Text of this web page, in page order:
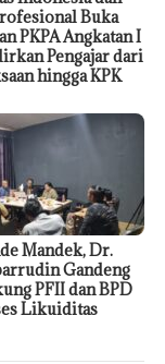
Buka
PKPA Angkatan I
Pengajar dari
hingga KPK
Mandek, Dr.
Gandeng
PFII dan BPD
Likuiditas